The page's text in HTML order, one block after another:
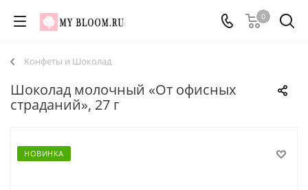
0
Конфеты и Шоколад
Шоколад молочный «От офисных
страданий», 27 г
НОВИНКА